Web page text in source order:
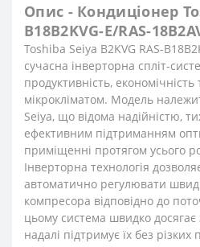
Опис - Кондиціонер
B18B2KVG-E/RAS-
Toshiba Seiya B2KVG RAS-
сучасна інверторна спліт-
продуктивність,
мікрокліматом. Модель
Seiya, що відома надійністю,
ефективним підтриманням
приміщенні протягом усього
Інверторна технологія
автоматично регулювати
компресора відповідно до
цьому система швидко досягає
надалі підтримує їх без